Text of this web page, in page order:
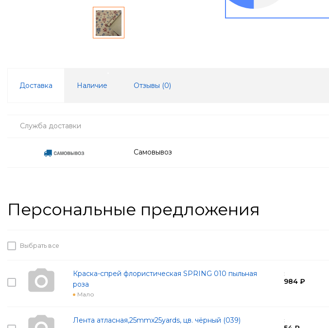
Доставка Наличие Отзывы (0)
Служба доставки
Самовывоз
Персональные предложения
Выбрать все
Краска-спрей флористическая SPRING 010 пыльная
роза
Мало
:
984 ₽
Лента атласная,25mmx25yards, цв. чёрный (039) :